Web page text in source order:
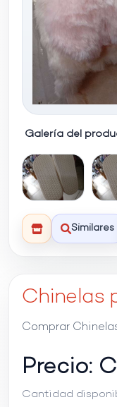
Galería del
Similares
Chinelas
Comprar
Precio:
Cantidad